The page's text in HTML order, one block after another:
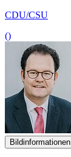
CDU/CSU
()
Bildinformationen